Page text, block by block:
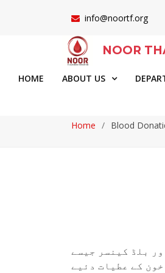
info@noortf.org
NOOR
HOME ABOUT US
Home
Blood
بلڈ کینسر جیسے
کے عطیات دئیے